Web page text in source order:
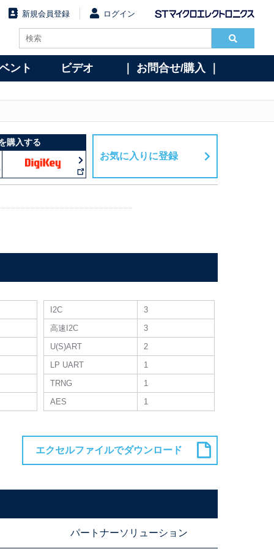
新規会員登録 ログイン
ント ビデオ ｜ お問合せ/購入 ｜
購入する
お気に入りに登録
I2C
3
高速I2C
3
U(S)ART
2
LP UART
1
TRNG
1
AES
1
パートナーソリューション